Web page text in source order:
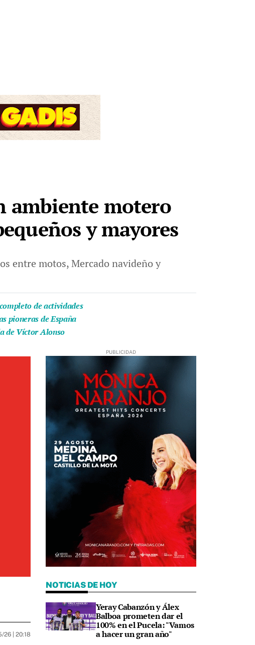
ambiente motero
y mayores
entre motos, Mercado navideño y
de actividades
pioneras de España
de Víctor Alonso
26 | 20:18
NOTICIAS DE HOY
Yeray Cabanzón y Álex
Balboa prometen dar el
100% en el Pucela: "Vamos
a hacer un gran año"